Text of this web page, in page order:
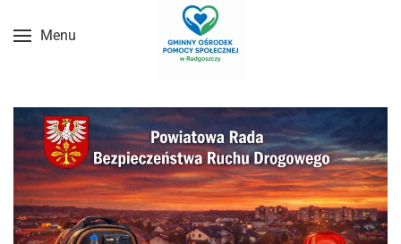
Przejdź do treści głównej
Menu